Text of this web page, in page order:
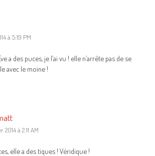
à 5:19 PM
a des puces, je l’ai vu ! elle n’arrête pas de se
avec le moine !
2014 à 2:11 AM
elle a des tiques ! Véridique !